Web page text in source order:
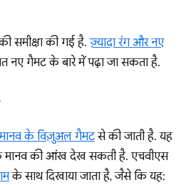
समीक्षा की गई है. ज़्यादा रंग और नए
नए गैमट के बारे में पढ़ा जा सकता है.
मानव के विज़ुअल गैमटसे की जाती है. यह
मानव की आंख देख सकती है. एचवीएस
के साथ दिखाया जाता है, जैसे कि यह: